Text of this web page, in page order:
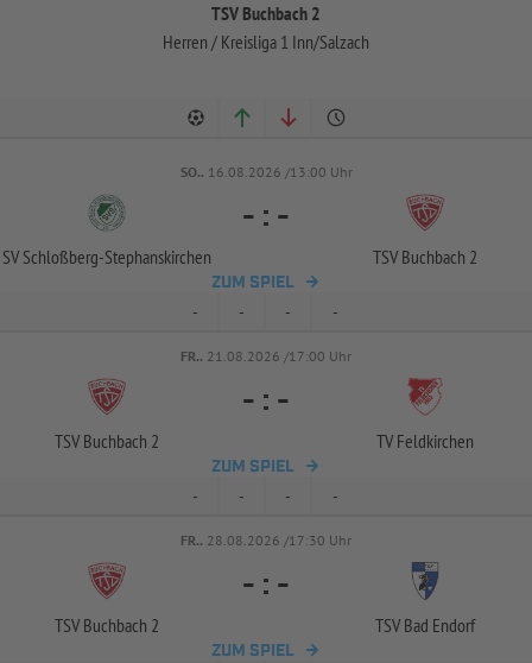
TSV Buchbach 2
Herren / Kreisliga 1 Inn/Salzach
SO.. 16.08.2026 /13:00 Uhr
SV Schloßberg-Stephanskirchen
- : -
TSV Buchbach 2
ZUM SPIEL
- - - -
FR.. 21.08.2026 /17:00 Uhr
TSV Buchbach 2
- : -
TV Feldkirchen
ZUM SPIEL
- - - -
FR.. 28.08.2026 /17:30 Uhr
TSV Buchbach 2
- : -
TSV Bad Endorf
ZUM SPIEL